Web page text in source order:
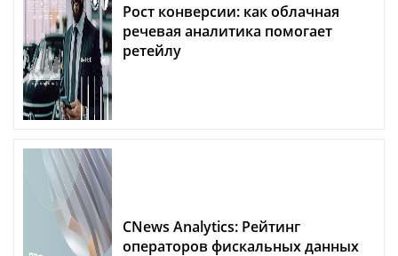
Рост конверсии: как облачная
речевая аналитика помогает
ретейлу
CNews Analytics: Рейтинг
операторов фискальных данных